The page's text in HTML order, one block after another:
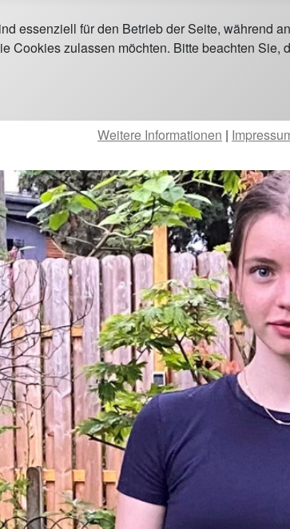
essenziell für den Betrieb der Seite, während
Cookies zulassen möchten. Bitte beachten
Weitere Informationen |